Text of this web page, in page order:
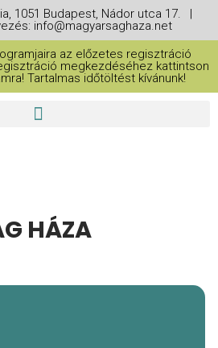
1051 Budapest, Nádor utca 17. |
info@magyarsaghaza.net
az előzetes regisztráció
megkezdéséhez kattintson
Tartalmas időtöltést kívánunk!
HÁZA